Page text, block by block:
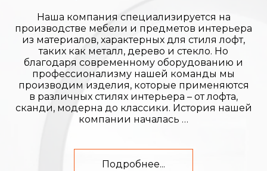
Наша компания специализируется на
производстве мебели и предметов интерьера
из материалов, характерных для стиля лофт,
таких как металл, дерево и стекло. Но
благодаря современному оборудованию и
профессионализму нашей команды мы
производим изделия, которые применяются
в различных стилях интерьера – от лофта,
сканди, модерна до классики. История нашей
компании началась …
Подробнее...